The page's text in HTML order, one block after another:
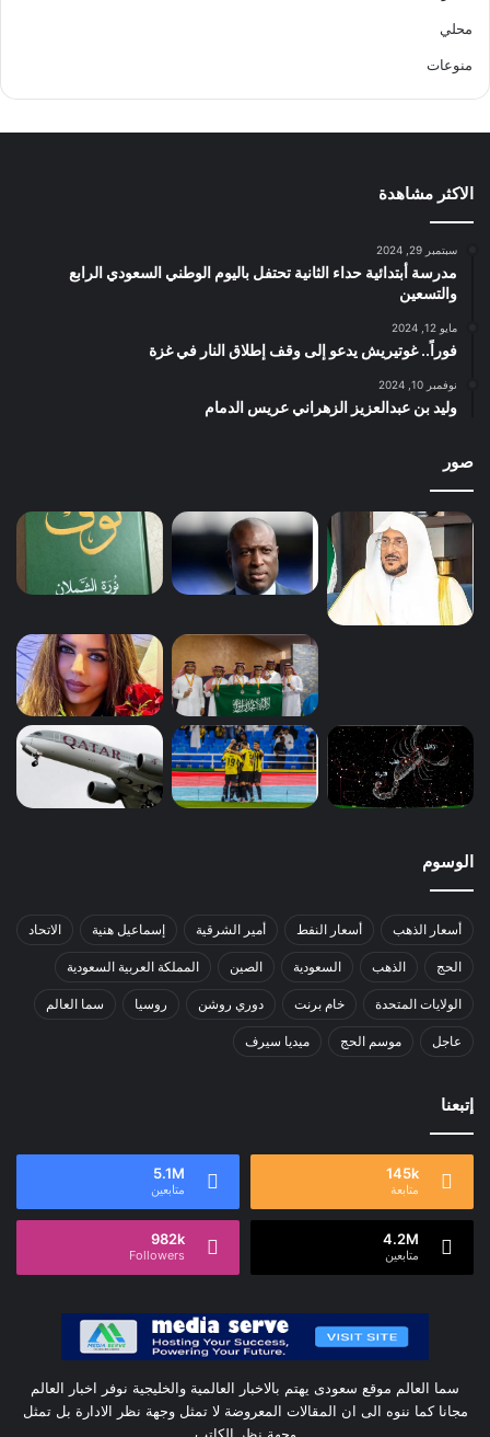
محلي
منوعات
الاكثر مشاهدة
سبتمبر 29, 2024
مدرسة أبتدائية حداء الثانية تحتفل باليوم الوطني السعودي الرابع
والتسعين
مايو 12, 2024
فوراً.. غوتيريش يدعو إلى وقف إطلاق النار في غزة
نوفمبر 10, 2024
وليد بن عبدالعزيز الزهراني عريس الدمام
صور
الوسوم
أسعار الذهب أسعار النفط أمير الشرقية إسماعيل هنية الاتحاد
الحج الذهب السعودية الصين المملكة العربية السعودية
الولايات المتحدة خام برنت دوري روشن روسيا سما العالم
عاجل موسم الحج ميديا سيرف
إتبعنا
145k
متابعة
5.1M
متابعين
4.2M
متابعين
982k
Followers
سما العالم موقع سعودى يهتم بالاخبار العالمية والخليجية نوفر اخبار العالم
مجانا كما ننوه الى ان المقالات المعروضة لا تمثل وجهة نظر الادارة بل تمثل
وجهة نظر الكاتب